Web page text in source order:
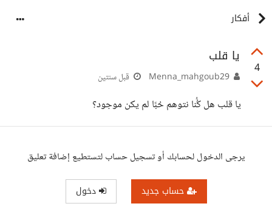
أفكار
4
يا قلب
قبل سنتين
يا قلب هل كُُنا نتوهم حُبًا لم يكن موجود؟
يرجى الدخول لحسابك أو تسجيل حساب لتستطيع إضافة تعليق
حساب جديد دخول